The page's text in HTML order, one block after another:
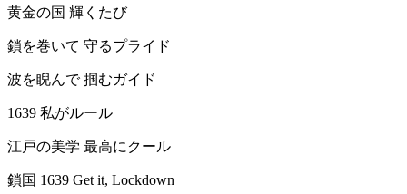
黄金の国 輝くたび
鎖を巻いて 守るプライド
波を睨んで 掴むガイド
1639 私がルール
江戸の美学 最高にクール
鎖国 1639 Get it, Lockdown